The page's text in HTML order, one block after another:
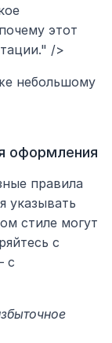
этот
/>
небольшому
оформления
правила
указывать
стиле могут
с
с